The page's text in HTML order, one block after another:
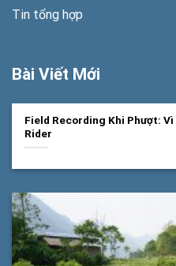
Tin tổng hợp
Bài Viết Mới
Field Recording Khi Phượt: Vì
Rider